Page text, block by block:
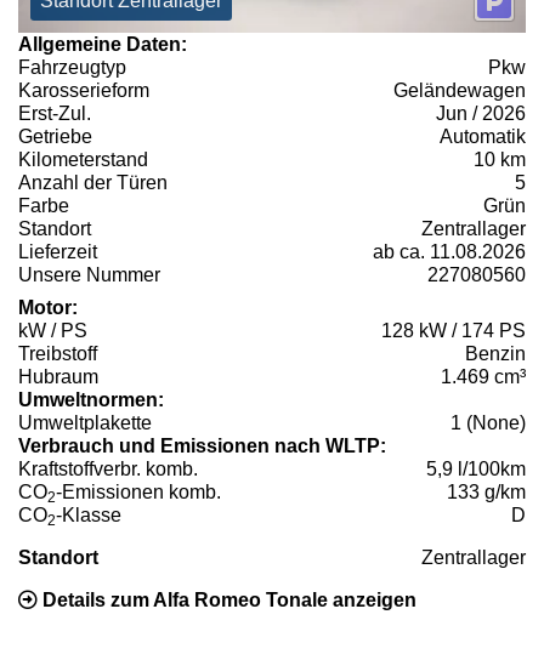
Allgemeine Daten:
Fahrzeugtyp
Pkw
Karosserieform
Geländewagen
Erst-Zul.
Jun / 2026
Getriebe
Automatik
Kilometerstand
10 km
Anzahl der Türen
5
Farbe
Grün
Standort
Zentrallager
Lieferzeit
ab ca. 11.08.2026
Unsere Nummer
227080560
Motor:
kW / PS
128 kW / 174 PS
Treibstoff
Benzin
Hubraum
1.469 cm³
Umweltnormen:
Umweltplakette
1 (None)
Verbrauch und Emissionen nach WLTP:
Kraftstoffverbr. komb.
5,9 l/100km
CO2-Emissionen komb.
133 g/km
CO2-Klasse D
Standort Zentrallager
Details zum Alfa Romeo Tonale anzeigen